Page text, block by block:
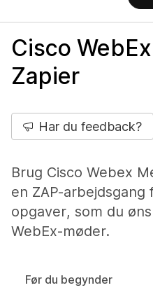
Cisco
Zapier
Har du feedback?
Brug Cisco Webex
en ZAP-
opgaver, som du
WebEx-møder.
Før du begynder